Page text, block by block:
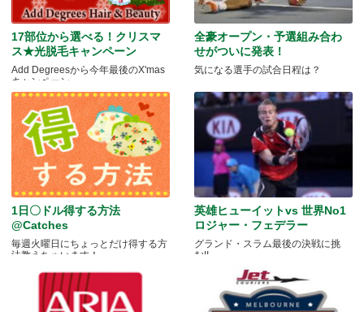
17部位から選べる！クリスマ
ス★光脱毛キャンペーン
Add Degreesから今年最後のX'mas
キャンペーン
全豪オープン・予選組み合わ
せがついに発表！
気になる選手の試合日程は？
1日〇ドル得する方法
@Catches
毎週火曜日にちょっとだけ得する方
法教えちゃいます！
英雄ヒューイットvs 世界No1
ロジャー・フェデラー
グランド・スラム最後の決戦に挑
む!!